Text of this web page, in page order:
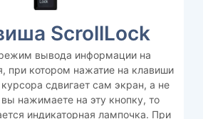
ScrollLock
вывода информации на
при котором нажатие на клавиши
сдвигает сам экран, а не
нажимаете на эту кнопку, то
индикаторная лампочка. При